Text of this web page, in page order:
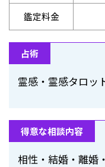
鑑定料金
占術
霊感・霊感タロッ
得意な相談内容
相性・結婚・離婚